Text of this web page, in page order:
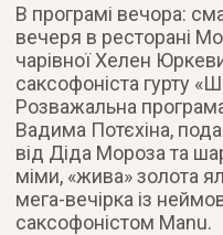
В програмі вечора:
вечеря в ресторані
чарівної Хелен
саксофоніста гурту
Розважальна
Вадима Потєхіна,
від Діда Мороза та
міми, «жива» золота
мега-вечірка із
саксофоністом Manu.